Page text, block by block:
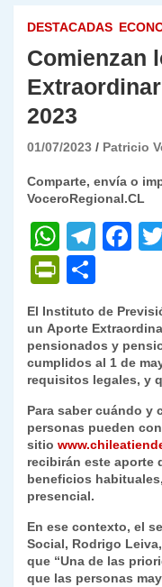
DESTACADAS
Comienzan
2023
01/07/2023 Patricio
Comparte, envía o
VoceroRegional.CL
W
h
at
s
A
p
p
T
gr
a
m
F
e
b
o
o
k
P
ri
nt
Fr
ie
n
dl
y
o
m
p
ar
tir
El Instituto de
un Aporte
pensionados y
cumplidos al 1 de
requisitos legales, y
Para saber cuándo y
personas pueden
sitio
recibirán este aporte
beneficios
presencial.
En ese contexto, el
Social, Rodrigo
que “Una de las
que las personas